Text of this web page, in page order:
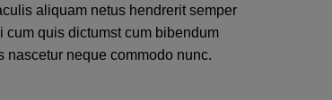
aliquam netus hendrerit semper
cum quis dictumst cum bibendum
nascetur neque commodo nunc.